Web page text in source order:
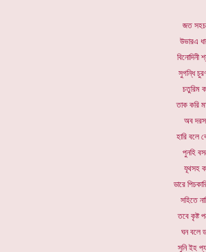
জত
উভারএ
বিনোদিনী
সুগন্ধি
চতুরিম
তাক করি
অব
হারি বলে
পুনহি
যূথসহ
ডারে
সহিতে
তবে কৃষ্ট
ঘন বলে
সুনি ইহ